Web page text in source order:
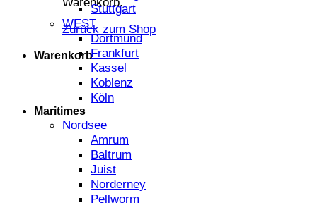
Zurück zum Shop
Warenkorb
Stuttgart
WEST
Dortmund
Frankfurt
Kassel
Koblenz
Köln
Maritimes
Nordsee
Amrum
Baltrum
Juist
Norderney
Pellworm